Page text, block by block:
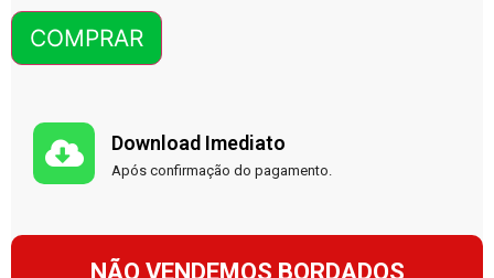
COMPRAR
Download Imediato
Após confirmação do pagamento.
NÃO VENDEMOS BORDADOS